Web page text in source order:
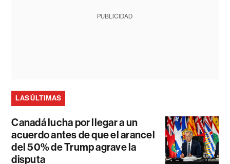
PUBLICIDAD
LAS ÚLTIMAS
Canadá lucha por llegar a un
acuerdo antes de que el arancel
del 50% de Trump agrave la
disputa